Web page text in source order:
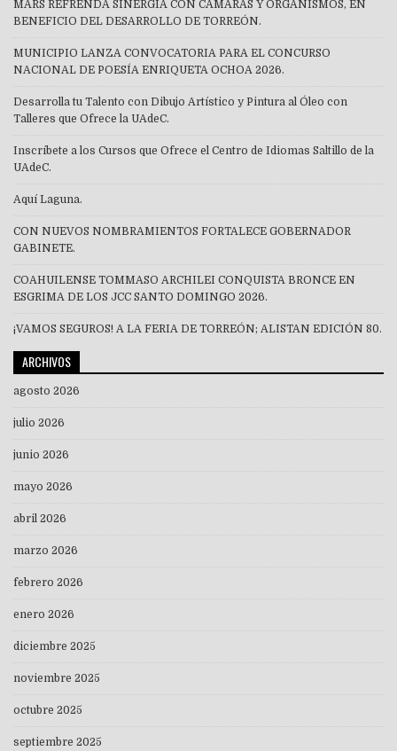
MARS REFRENDA SINERGIA CON CÁMARAS Y ORGANISMOS, EN
BENEFICIO DEL DESARROLLO DE TORREÓN.
MUNICIPIO LANZA CONVOCATORIA PARA EL CONCURSO
NACIONAL DE POESÍA ENRIQUETA OCHOA 2026.
Desarrolla tu Talento con Dibujo Artístico y Pintura al Óleo con
Talleres que Ofrece la UAdeC.
Inscríbete a los Cursos que Ofrece el Centro de Idiomas Saltillo de la
UAdeC.
Aquí Laguna.
CON NUEVOS NOMBRAMIENTOS FORTALECE GOBERNADOR
GABINETE.
COAHUILENSE TOMMASO ARCHILEI CONQUISTA BRONCE EN
ESGRIMA DE LOS JCC SANTO DOMINGO 2026.
¡VAMOS SEGUROS! A LA FERIA DE TORREÓN; ALISTAN EDICIÓN 80.
ARCHIVOS
agosto 2026
julio 2026
junio 2026
mayo 2026
abril 2026
marzo 2026
febrero 2026
enero 2026
diciembre 2025
noviembre 2025
octubre 2025
septiembre 2025